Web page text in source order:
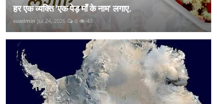
हर एक व्यक्ति 'एक पेड़ माँ के नाम' लगाए.
suadmin Jul 24, 2026 0 43